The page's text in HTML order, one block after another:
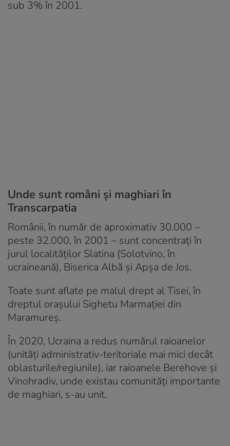
sub 3% în 2001.
Unde sunt români și maghiari în
Transcarpatia
Românii, în număr de aproximativ 30.000 –
peste 32.000, în 2001 – sunt concentrați în
jurul localităților Slatina (Solotvino, în
ucraineană), Biserica Albă și Apșa de Jos.
Toate sunt aflate pe malul drept al Tisei, în
dreptul orașului Sighetu Marmației din
Maramureș.
În 2020, Ucraina a redus numărul raioanelor
(unități administrativ-teritoriale mai mici decât
oblasturile/regiunile), iar raioanele Berehove și
Vinohradiv, unde existau comunități importante
de maghiari, s-au unit.